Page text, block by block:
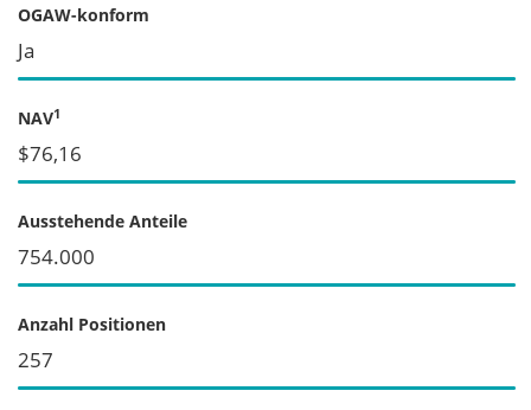
OGAW-konform
Ja
NAV1
$76,16
Ausstehende Anteile
754.000
Anzahl Positionen
257